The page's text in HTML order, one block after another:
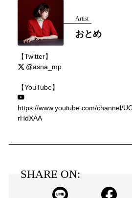
Artist
おとめ
【Twitter】
@asna_mp
【YouTube】
https://www.youtube.com/channel/
rHdXAA
SHARE ON: